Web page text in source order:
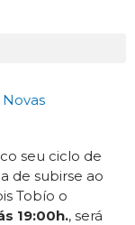
Novas
seu ciclo de
de subirse ao
Tobío o
19:00h., será